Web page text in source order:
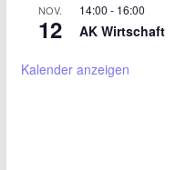
NOV.
12
14:00 - 16:00
AK Wirtschaft
Kalender anzeigen